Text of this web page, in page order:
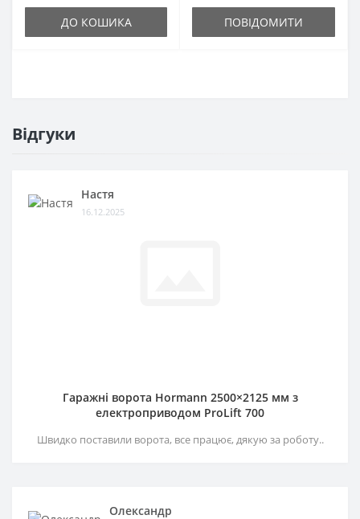
ДО КОШИКА ПОВІДОМИТИ
Відгуки
Настя
16.12.2025
Гаражні ворота Hormann 2500×2125 мм з
електроприводом ProLift 700
Швидко поставили ворота, все працює, дякую за роботу..
Олександр